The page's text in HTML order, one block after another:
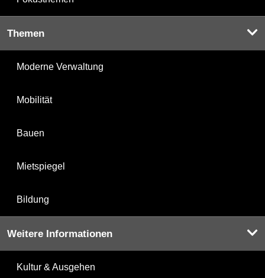
Themen
Moderne Verwaltung
Mobilität
Bauen
Mietspiegel
Bildung
Weitere Informationen
Kultur & Ausgehen